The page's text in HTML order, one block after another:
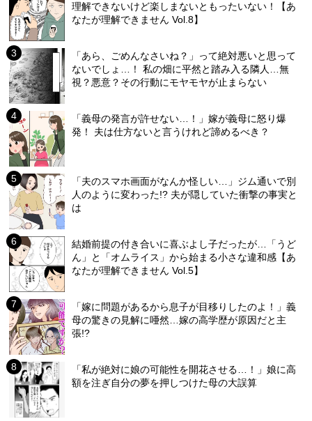
理解できないけど楽しまないともったいない！【あ
なたが理解できません Vol.8】
「あら、ごめんなさいね？」って絶対悪いと思って
ないでしょ…！ 私の畑に平然と踏み入る隣人…無
視？悪意？その行動にモヤモヤが止まらない
「義母の発言が許せない…！」嫁が義母に怒り爆
発！ 夫は仕方ないと言うけれど諦めるべき？
「夫のスマホ画面がなんか怪しい…」ジム通いで別
人のように変わった!? 夫が隠していた衝撃の事実と
は
結婚前提の付き合いに喜ぶよし子だったが…「うど
ん」と「オムライス」から始まる小さな違和感【あ
なたが理解できません Vol.5】
「嫁に問題があるから息子が目移りしたのよ！」義
母の驚きの見解に唖然…嫁の高学歴が原因だと主
張!?
「私が絶対に娘の可能性を開花させる…！」娘に高
額を注ぎ自分の夢を押しつけた母の大誤算